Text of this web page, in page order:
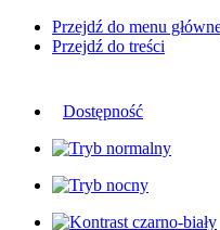
Przejdź do menu
Przejdź do treści
Dostępność